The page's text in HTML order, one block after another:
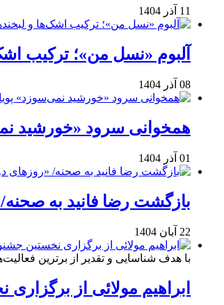
11 آذر 1404
آلبوم «نسل من»؛ ترکیب
08 آذر 1404
همخوانی سرود «خورشید نمی‌سوزد»
01 آذر 1404
بازگشت رضا فانید به
22 آبان 1404
با هدف شناسایی و تقدیر از برترین
ابراهیم مولائی از